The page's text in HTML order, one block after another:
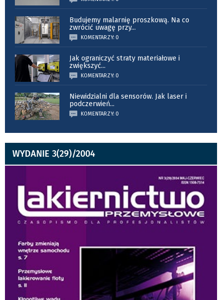
Budujemy malarnię proszkową. Na co
zwrócić uwagę przy...
KOMENTARZY: 0
Jak ograniczyć straty materiałowe i
zwiększyć...
KOMENTARZY: 0
Niewidzialni dla sensorów. Jak laser i
podczerwień...
KOMENTARZY: 0
WYDANIE 3(29)/2004